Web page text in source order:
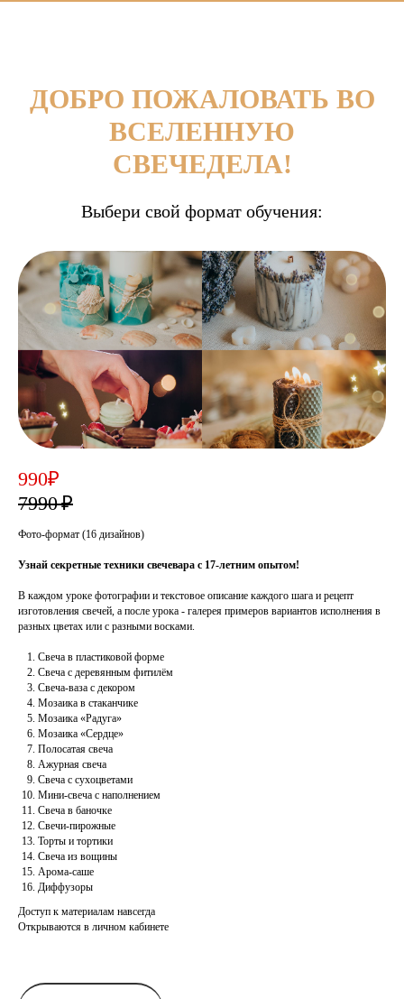
ДОБРО ПОЖАЛОВАТЬ ВО
ВСЕЛЕННУЮ
СВЕЧЕДЕЛА!
Выбери свой формат обучения:
990₽
7990 ₽
Фото-формат (16 дизайнов)
Узнай секретные техники свечевара с 17-летним опытом!
В каждом уроке фотографии и текстовое описание каждого шага и рецепт
изготовления свечей, а после урока - галерея примеров вариантов исполнения в
разных цветах или с разными восками.
Свеча в пластиковой форме
Свеча с деревянным фитилём
Свеча-ваза с декором
Мозаика в стаканчике
Мозаика «Радуга»
Мозаика «Сердце»
Полосатая свеча
Ажурная свеча
Свеча с сухоцветами
Мини-свеча с наполнением
Свеча в баночке
Свечи-пирожные
Торты и тортики
Свеча из вощины
Арома-саше
Диффузоры
Доступ к материалам навсегда
Открываются в личном кабинете